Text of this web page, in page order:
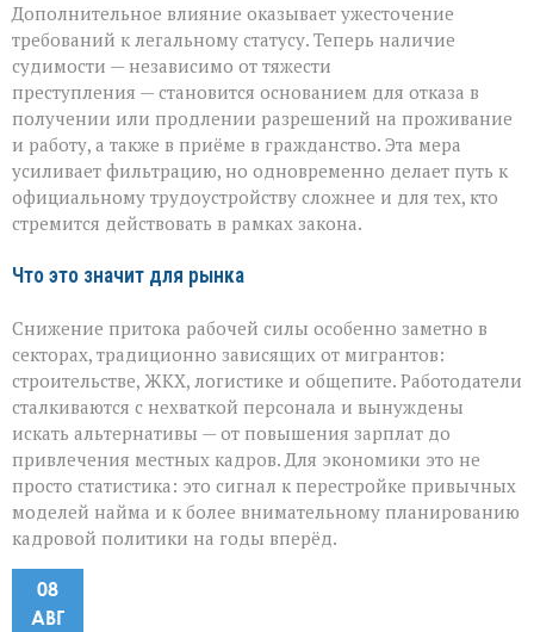
Дополнительное влияние оказывает ужесточение
требований к легальному статусу. Теперь наличие
судимости — независимо от тяжести
преступления — становится основанием для отказа в
получении или продлении разрешений на проживание
и работу, а также в приёме в гражданство. Эта мера
усиливает фильтрацию, но одновременно делает путь к
официальному трудоустройству сложнее и для тех, кто
стремится действовать в рамках закона.
Что это значит для рынка
Снижение притока рабочей силы особенно заметно в
секторах, традиционно зависящих от мигрантов:
строительстве, ЖКХ, логистике и общепите. Работодатели
сталкиваются с нехваткой персонала и вынуждены
искать альтернативы — от повышения зарплат до
привлечения местных кадров. Для экономики это не
просто статистика: это сигнал к перестройке привычных
моделей найма и к более внимательному планированию
кадровой политики на годы вперёд.
08
АВГ